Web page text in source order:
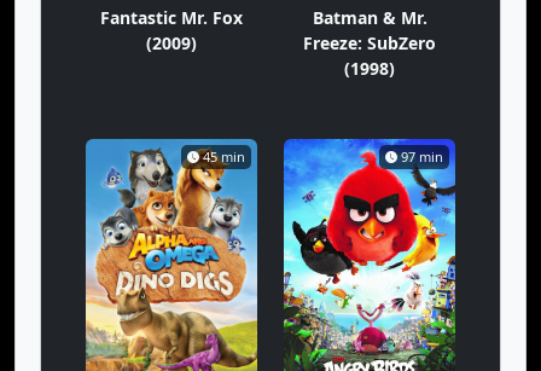
Fantastic Mr. Fox
(2009)
Batman & Mr.
Freeze: SubZero
(1998)
45 min 97 min